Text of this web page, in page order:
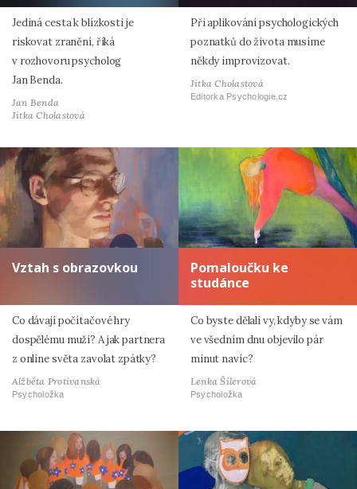
Jediná cesta k blízkosti je
riskovat zranění, říká
v rozhovoru psycholog
Jan Benda.
Jan Benda
Jitka Cholastová
Při aplikování psychologických
poznatků do života musíme
někdy improvizovat.
Jitka Cholastová
Editorka Psychologie.cz
Vztah s obrazovkou
Co dávají počítačové hry
dospělému muži? A jak partnera
z online světa zavolat zpátky?
Alžběta Protivanská
Psycholožka
Pomaloučku ke
studánce
Co byste dělali vy, kdyby se vám
ve všedním dnu objevilo pár
minut navíc?
Lenka Šilerová
Psycholožka